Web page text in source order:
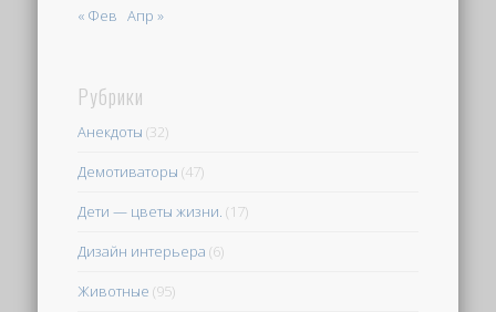
« Фев Апр »
Рубрики
Анекдоты (32)
Демотиваторы (47)
Дети — цветы жизни. (17)
Дизайн интерьера (6)
Животные (95)